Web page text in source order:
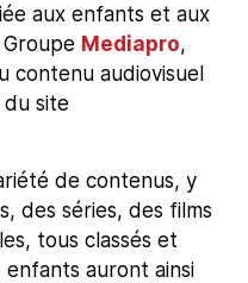
aux enfants et aux
Mediapro,
audiovisuel
site
de contenus, y
des séries, des films
tous classés et
enfants auront ainsi